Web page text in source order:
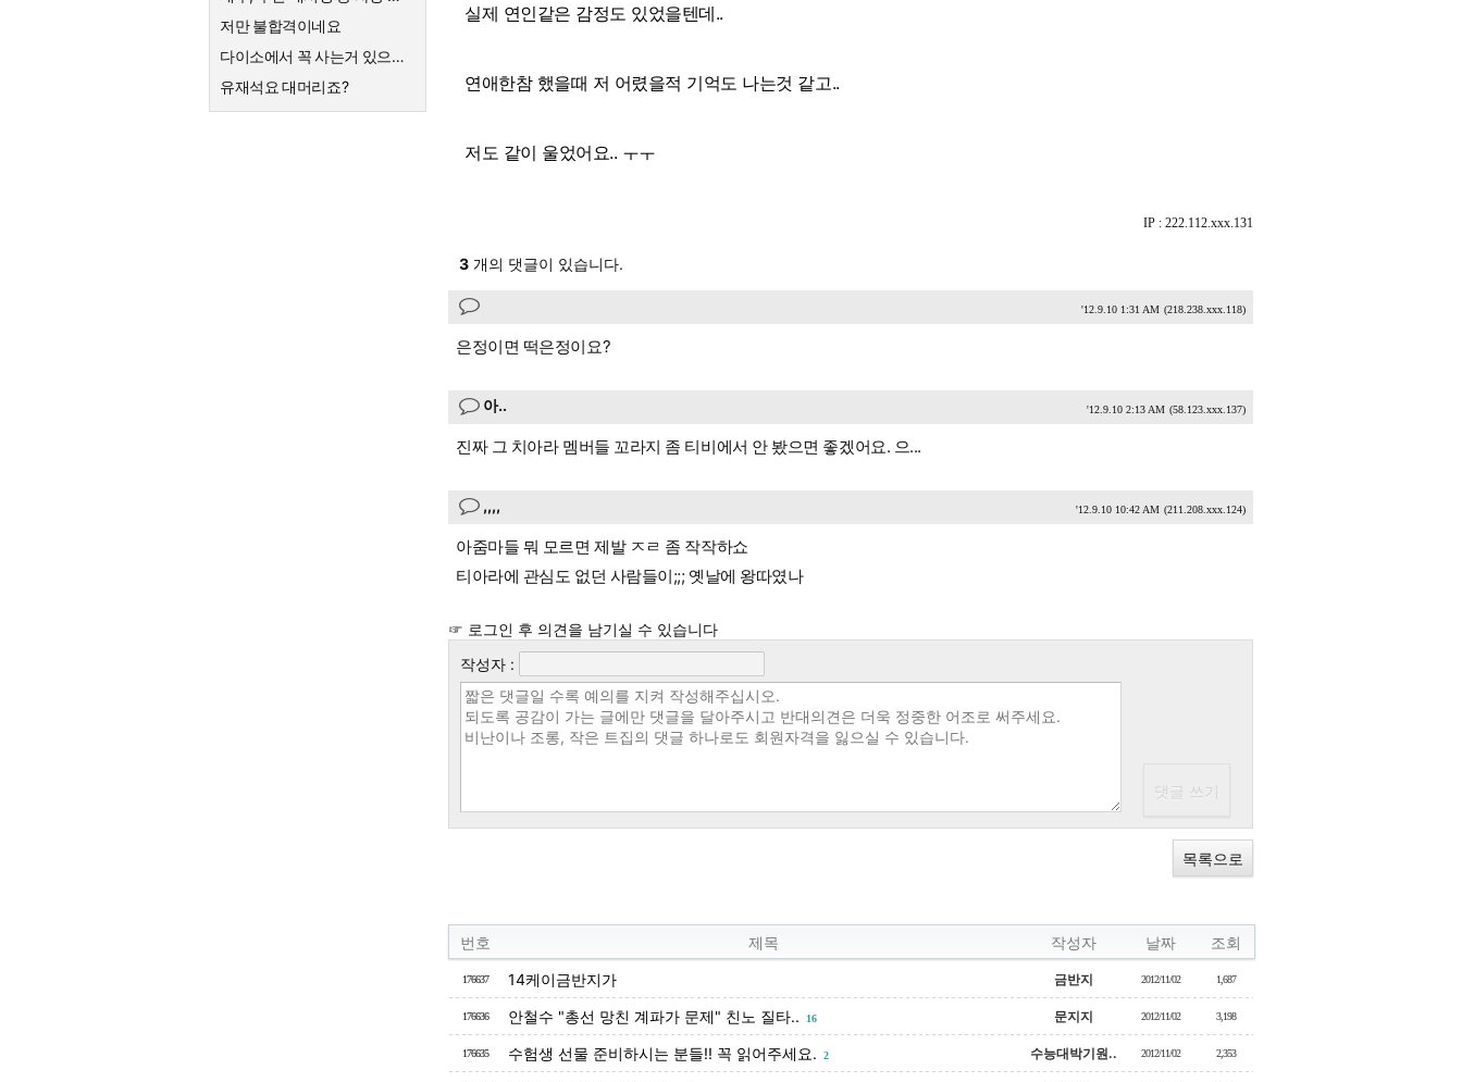
저만 불합격이네요
다이소에서 꼭 사는거 있으세요
유재석요 대머리죠?
실제 연인같은 감정도 있었을텐데..
연애한참 했을때 저 어렸을적 기억도 나는것 같고..
저도 같이 울었어요.. ㅜㅜ
IP : 222.112.xxx.131
3 개의 댓글이 있습니다.
'12.9.10 1:31 AM (218.238.xxx.118)
은정이면 떡은정이요?
아.. '12.9.10 2:13 AM (58.123.xxx.137)
진짜 그 치아라 멤버들 꼬라지 좀 티비에서 안 봤으면 좋겠어요. 으...
,,,, '12.9.10 10:42 AM (211.208.xxx.124)
아줌마들 뭐 모르면 제발 ㅈㄹ 좀 작작하쇼
티아라에 관심도 없던 사람들이;;; 옛날에 왕따였나
☞ 로그인 후 의견을 남기실 수 있습니다
작성자 :
목록으로
번호 제목 작성자 날짜 조회
176637 14케이금반지가 금반지 2012/11/02 1,687
176636 안철수 "총선 망친 계파가 문제" 친노 질타.. 16 문지지 2012/11/02 3,198
176635 수험생 선물 준비하시는 분들!! 꼭 읽어주세요. 2 수능대박기원.. 2012/11/02 2,353